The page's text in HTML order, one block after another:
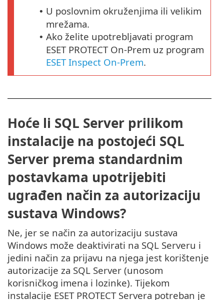
• U poslovnim okruženjima ili velikim
mrežama.
• Ako želite upotrebljavati program
ESET PROTECT On-Prem uz program
ESET Inspect On-Prem.
Hoće li SQL Server prilikom
instalacije na postojeći SQL
Server prema standardnim
postavkama upotrijebiti
ugrađen način za autorizaciju
sustava Windows?
Ne, jer se način za autorizaciju sustava
Windows može deaktivirati na SQL Serveru i
jedini način za prijavu na njega jest korištenje
autorizacije za SQL Server (unosom
korisničkog imena i lozinke). Tijekom
instalacije ESET PROTECT Servera potreban je